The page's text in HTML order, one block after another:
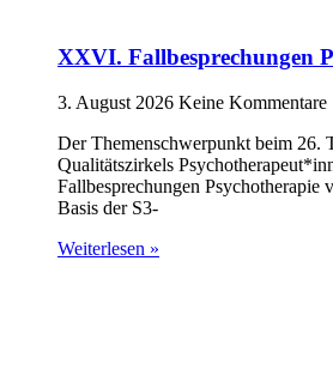
XXVI. Fallbesprechungen
3. August 2026 Keine Kommentare
Der Themenschwerpunkt beim 26.
Qualitätszirkels
Fallbesprechungen Psychotherapie
Basis der S3-
Weiterlesen »